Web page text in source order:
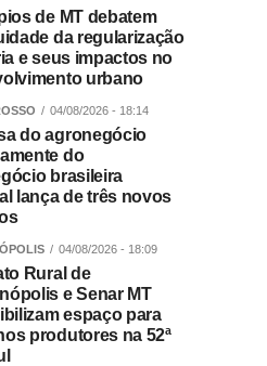
de MT debatem
da regularização
e seus impactos no
urbano
04/08/2026 - 18:14
do agronegócio
do
brasileira
lança de três novos
04/08/2026 - 18:09
Rural de
e Senar MT
espaço para
produtores na 52ª